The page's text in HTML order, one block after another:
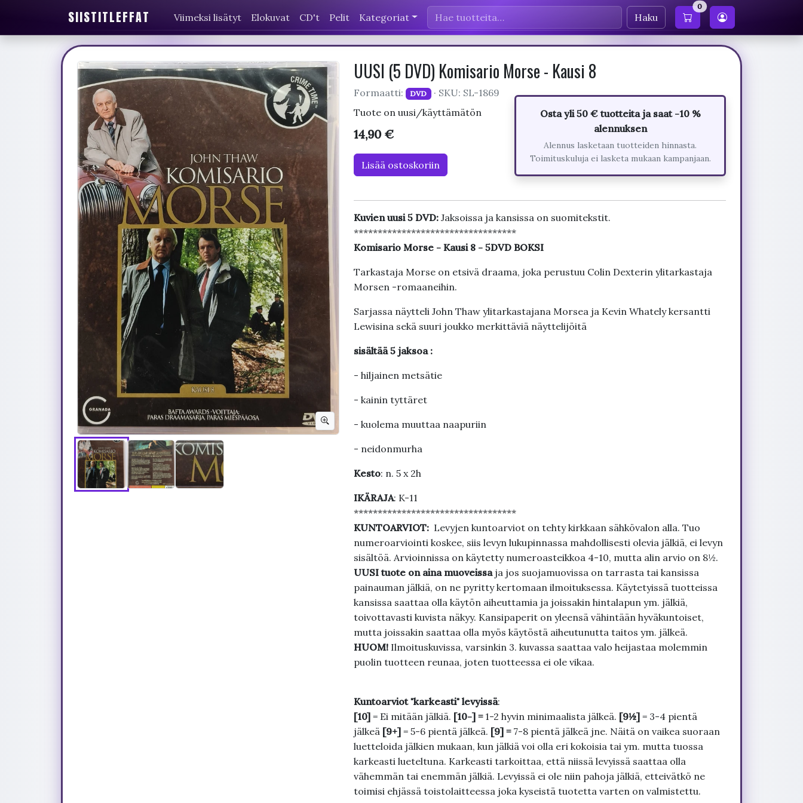
SIISTITLEFFAT Viimeksi lisätyt Elokuvat CD't Pelit Kategoriat Haku
0
UUSI (5 DVD) Komisario Morse - Kausi 8
Formaatti: DVD
· SKU: SL-1869
Tuote on uusi/käyttämätön
14,90 €
Lisää ostoskoriin
Osta yli 50 € tuotteita ja saat -10 %
alennuksen
Alennus lasketaan tuotteiden hinnasta.
Toimituskuluja ei lasketa mukaan kampanjaan.
Kuvien uusi 5 DVD: Jaksoissa ja kansissa on suomitekstit.
**********************************
Komisario Morse - Kausi 8 - 5DVD BOKSI
Tarkastaja Morse on etsivä draama, joka perustuu Colin Dexterin ylitarkastaja
Morsen -romaaneihin.
Sarjassa näytteli John Thaw ylitarkastajana Morsea ja Kevin Whately kersantti
Lewisina sekä suuri joukko merkittäviä näyttelijöitä
sisältää 5 jaksoa :
- hiljainen metsätie
- kainin tyttäret
- kuolema muuttaa naapuriin
- neidonmurha
Kesto: n. 5 x 2h
IKÄRAJA: K-11
**********************************
KUNTOARVIOT: Levyjen kuntoarviot on tehty kirkkaan sähkövalon alla. Tuo
numeroarviointi koskee, siis levyn lukupinnassa mahdollisesti olevia jälkiä, ei levyn
sisältöä. Arvioinnissa on käytetty numeroasteikkoa 4-10, mutta alin arvio on 8½.
UUSI tuote on aina muoveissa ja jos suojamuovissa on tarrasta tai kansissa
painauman jälkiä, on ne pyritty kertomaan ilmoituksessa. Käytetyissä tuotteissa
kansissa saattaa olla käytön aiheuttamia ja joissakin hintalapun ym. jälkiä,
toivottavasti kuvista näkyy. Kansipaperit on yleensä vähintään hyväkuntoiset,
mutta joissakin saattaa olla myös käytöstä aiheutunutta taitos ym. jälkeä.
HUOM!Ilmoituskuvissa, varsinkin 3. kuvassa saattaa valo heijastaa molemmin
puolin tuotteen reunaa, joten tuotteessa ei ole vikaa.
Kuntoarviot "karkeasti" levyissä:
[10]= Ei mitään jälkiä. [10-] = 1-2 hyvin minimaalista jälkeä. [9½]= 3-4 pientä
jälkeä [9+]= 5-6 pientä jälkeä. [9] = 7-8 pientä jälkeä jne. Näitä on vaikea suoraan
luetteloida jälkien mukaan, kun jälkiä voi olla eri kokoisia tai ym. mutta tuossa
karkeasti lueteltuna. Karkeasti tarkoittaa, että niissä levyissä saattaa olla
vähemmän tai enemmän jälkiä. Levyissä ei ole niin pahoja jälkiä, etteivätkö ne
toimisi ehjässä toistolaitteessa joka kyseistä tuotetta varten on valmistettu.